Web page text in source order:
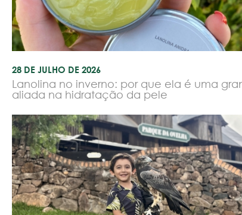
28 DE JULHO DE 2026
Lanolina no inverno: por que ela é uma
aliada na hidratação da pele